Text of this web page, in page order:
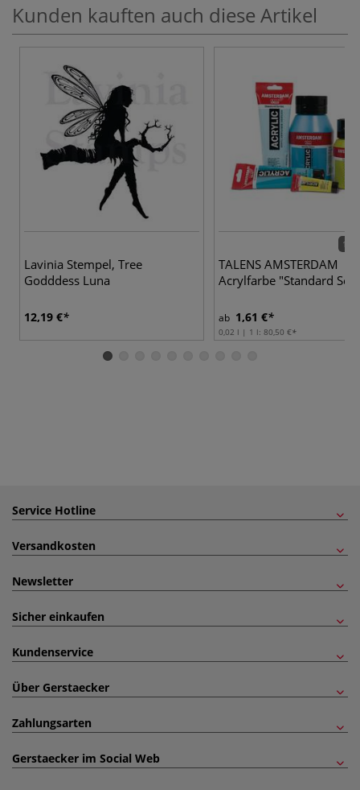
Kunden kauften auch diese Artikel
Lavinia Stempel, Tree
Godddess Luna
12,19 €
102
TALENS AMSTERDAM
Acrylfarbe "Standard
ab 1,61 €
0,02 l | 1 l: 80,50 €
Service Hotline
Versandkosten
Newsletter
Sicher einkaufen
Kundenservice
Über Gerstaecker
Zahlungsarten
Gerstaecker im Social Web